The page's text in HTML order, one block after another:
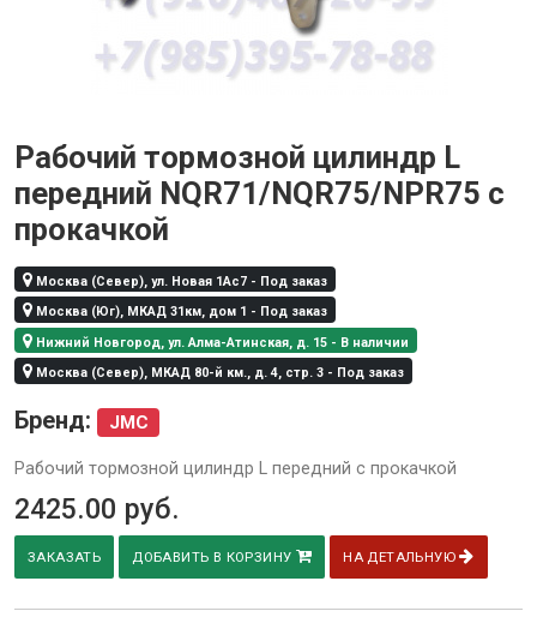
Рабочий тормозной цилиндр L
передний NQR71/NQR75/NPR75 с
прокачкой
Москва (Север), ул. Новая 1Ас7 - Под заказ
Москва (Юг), МКАД 31км, дом 1 - Под заказ
Нижний Новгород, ул. Алма-Атинская, д. 15 - В наличии
Москва (Север), МКАД 80-й км., д. 4, стр. 3 - Под заказ
Бренд: JMC
Рабочий тормозной цилиндр L передний с прокачкой
2425.00 руб.
ЗАКАЗАТЬ ДОБАВИТЬ В КОРЗИНУ НА ДЕТАЛЬНУЮ